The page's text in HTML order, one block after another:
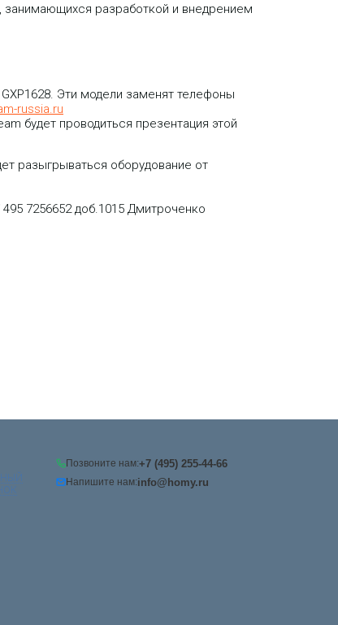
разработкой и внедрением
Эти модели заменят телефоны
russia.ru
будет проводиться презентация этой
разыгрываться оборудование от
7256652 доб.1015 Дмитроченко
Позвоните нам:+7 (495) 255-44-66
Напишите нам:info@homy.ru